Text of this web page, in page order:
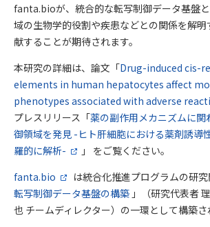
fanta.bioが、統合的な転写制御データ基盤
域の生物学的役割や疾患などとの関係を解
献することが期待されます。
本研究の詳細は、論文「Drug-induced cis-
elements in human hepatocytes affect
phenotypes associated with adverse
プレスリリース「薬の副作用メカニズムに関
御領域を発見 -ヒト肝細胞における薬剤誘導
羅的に解析-
」 をご覧ください。
fanta.bio
は統合化推進プログラムの研
転写制御データ基盤の構築 」（研究代表者
也 チームディレクター）の一環として構築さ